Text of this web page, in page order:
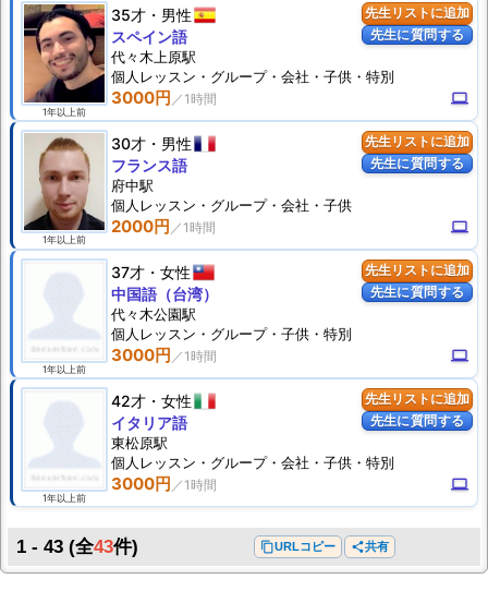
先生リストに追加
先生に質問する
1年以上前
35才 男性
3000円 computer
スペイン語
代々木上原駅
個人 レッスン ・グループ・会社・子供・特別
先生リストに追加
先生に質問する
1年以上前
30才 男性
2000円 computer
フランス語
府中駅
個人 レッスン ・グループ・会社・子供
先生リストに追加
先生に質問する
1年以上前
37才 女性
3000円 computer
中国語（台湾）
代々木公園駅
個人 レッスン ・グループ・子供・特別
先生リストに追加
先生に質問する
1年以上前
42才 女性
3000円 computer
イタリア語
東松原駅
個人 レッスン ・グループ・会社・子供・特別
1 - 43 (全43件) content_copyURLコピー share共有